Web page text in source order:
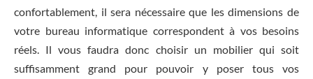
confortablement, il sera nécessaire que les dimensions de
votre bureau informatique correspondent à vos besoins
réels. Il vous faudra donc choisir un mobilier qui soit
suffisamment grand pour pouvoir y poser tous vos